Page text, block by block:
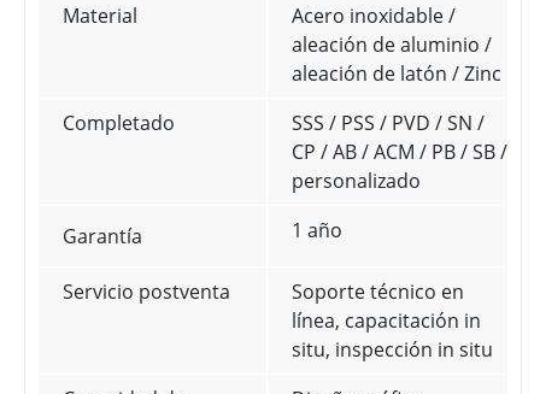
Material
Acero inoxidable /
aleación de aluminio /
aleación de latón / Zinc
Completado
SSS / PSS / PVD / SN /
CP / AB / ACM / PB / SB /
personalizado
Garantía 1 año
Servicio postventa
Soporte técnico en
línea, capacitación in
situ, inspección in situ